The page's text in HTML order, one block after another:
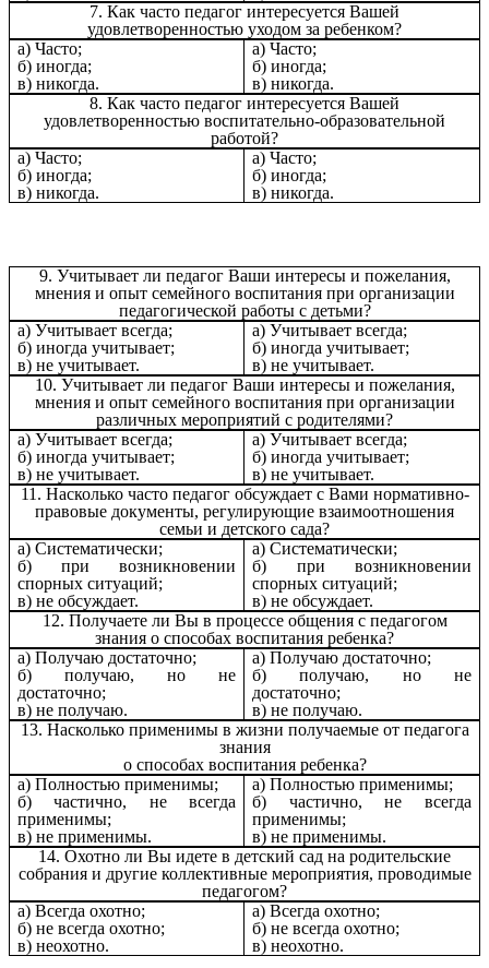
7. Как часто педагог интересуется Вашей
удовлетворенностью уходом за ребенком?
а) Часто;
б) иногда;
в) никогда.
а) Часто;
б) иногда;
в) никогда.
8. Как часто педагог интересуется Вашей
удовлетворенностью воспитательно-образовательной
работой?
а) Часто;
б) иногда;
в) никогда.
а) Часто;
б) иногда;
в) никогда.
9. Учитывает ли педагог Ваши интересы и пожелания,
мнения и опыт семейного воспитания при организации
педагогической работы с детьми?
а) Учитывает всегда;
б) иногда учитывает;
в) не учитывает.
а) Учитывает всегда;
б) иногда учитывает;
в) не учитывает.
10. Учитывает ли педагог Ваши интересы и пожелания,
мнения и опыт семейного воспитания при организации
различных мероприятий с родителями?
а) Учитывает всегда;
б) иногда учитывает;
в) не учитывает.
а) Учитывает всегда;
б) иногда учитывает;
в) не учитывает.
11. Насколько часто педагог обсуждает с Вами нормативно-
правовые документы, регулирующие взаимоотношения
семьи и детского сада?
а) Систематически;
б) при возникновении
спорных ситуаций;
в) не обсуждает.
а) Систематически;
б) при возникновении
спорных ситуаций;
в) не обсуждает.
12. Получаете ли Вы в процессе общения с педагогом
знания о способах воспитания ребенка?
а) Получаю достаточно;
б) получаю, но не
достаточно;
в) не получаю.
а) Получаю достаточно;
б) получаю, но не
достаточно;
в) не получаю.
13. Насколько применимы в жизни получаемые от педагога
знания
о способах воспитания ребенка?
а) Полностью применимы;
б) частично, не всегда
применимы;
в) не применимы.
а) Полностью применимы;
б) частично, не всегда
применимы;
в) не применимы.
14. Охотно ли Вы идете в детский сад на родительские
собрания и другие коллективные мероприятия, проводимые
педагогом?
а) Всегда охотно;
б) не всегда охотно;
в) неохотно.
а) Всегда охотно;
б) не всегда охотно;
в) неохотно.